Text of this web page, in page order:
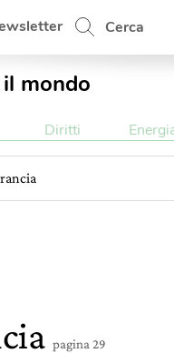
Cerca
mondo
Diritti
pagina 29